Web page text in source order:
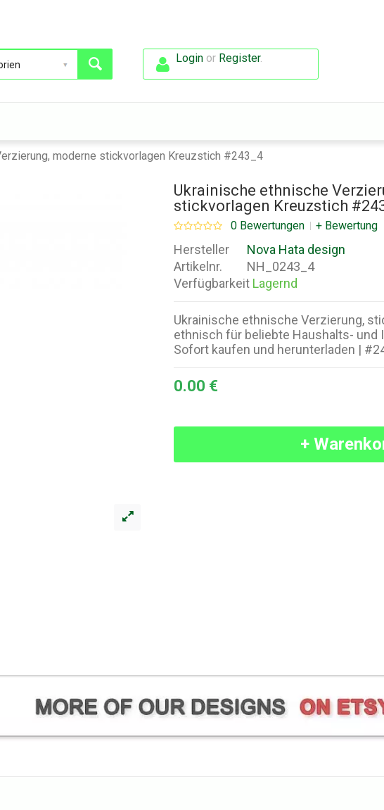
Loginor Register.
moderne stickvorlagen Kreuzstich #243_4
Ukrainische ethnische
stickvorlagen Kreuzstich
0 Bewertungen + Bewertung
Hersteller
Nova Hata design
Artikelnr.
NH_0243_4
Verfügbarkeit Lagernd
Ukrainische ethnische Verzierung,
ethnisch für beliebte Haushalts-
Sofort kaufen und herunterladen |
0.00 €
+